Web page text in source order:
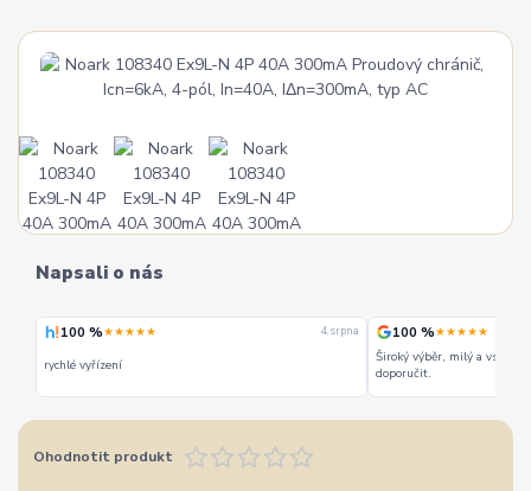
Napsali o nás
100 %★★★★★ 4. srpna
rychlé vyřízení
100 %★★★★★
Široký výběr, milý a
doporučit.
Ohodnotit produkt